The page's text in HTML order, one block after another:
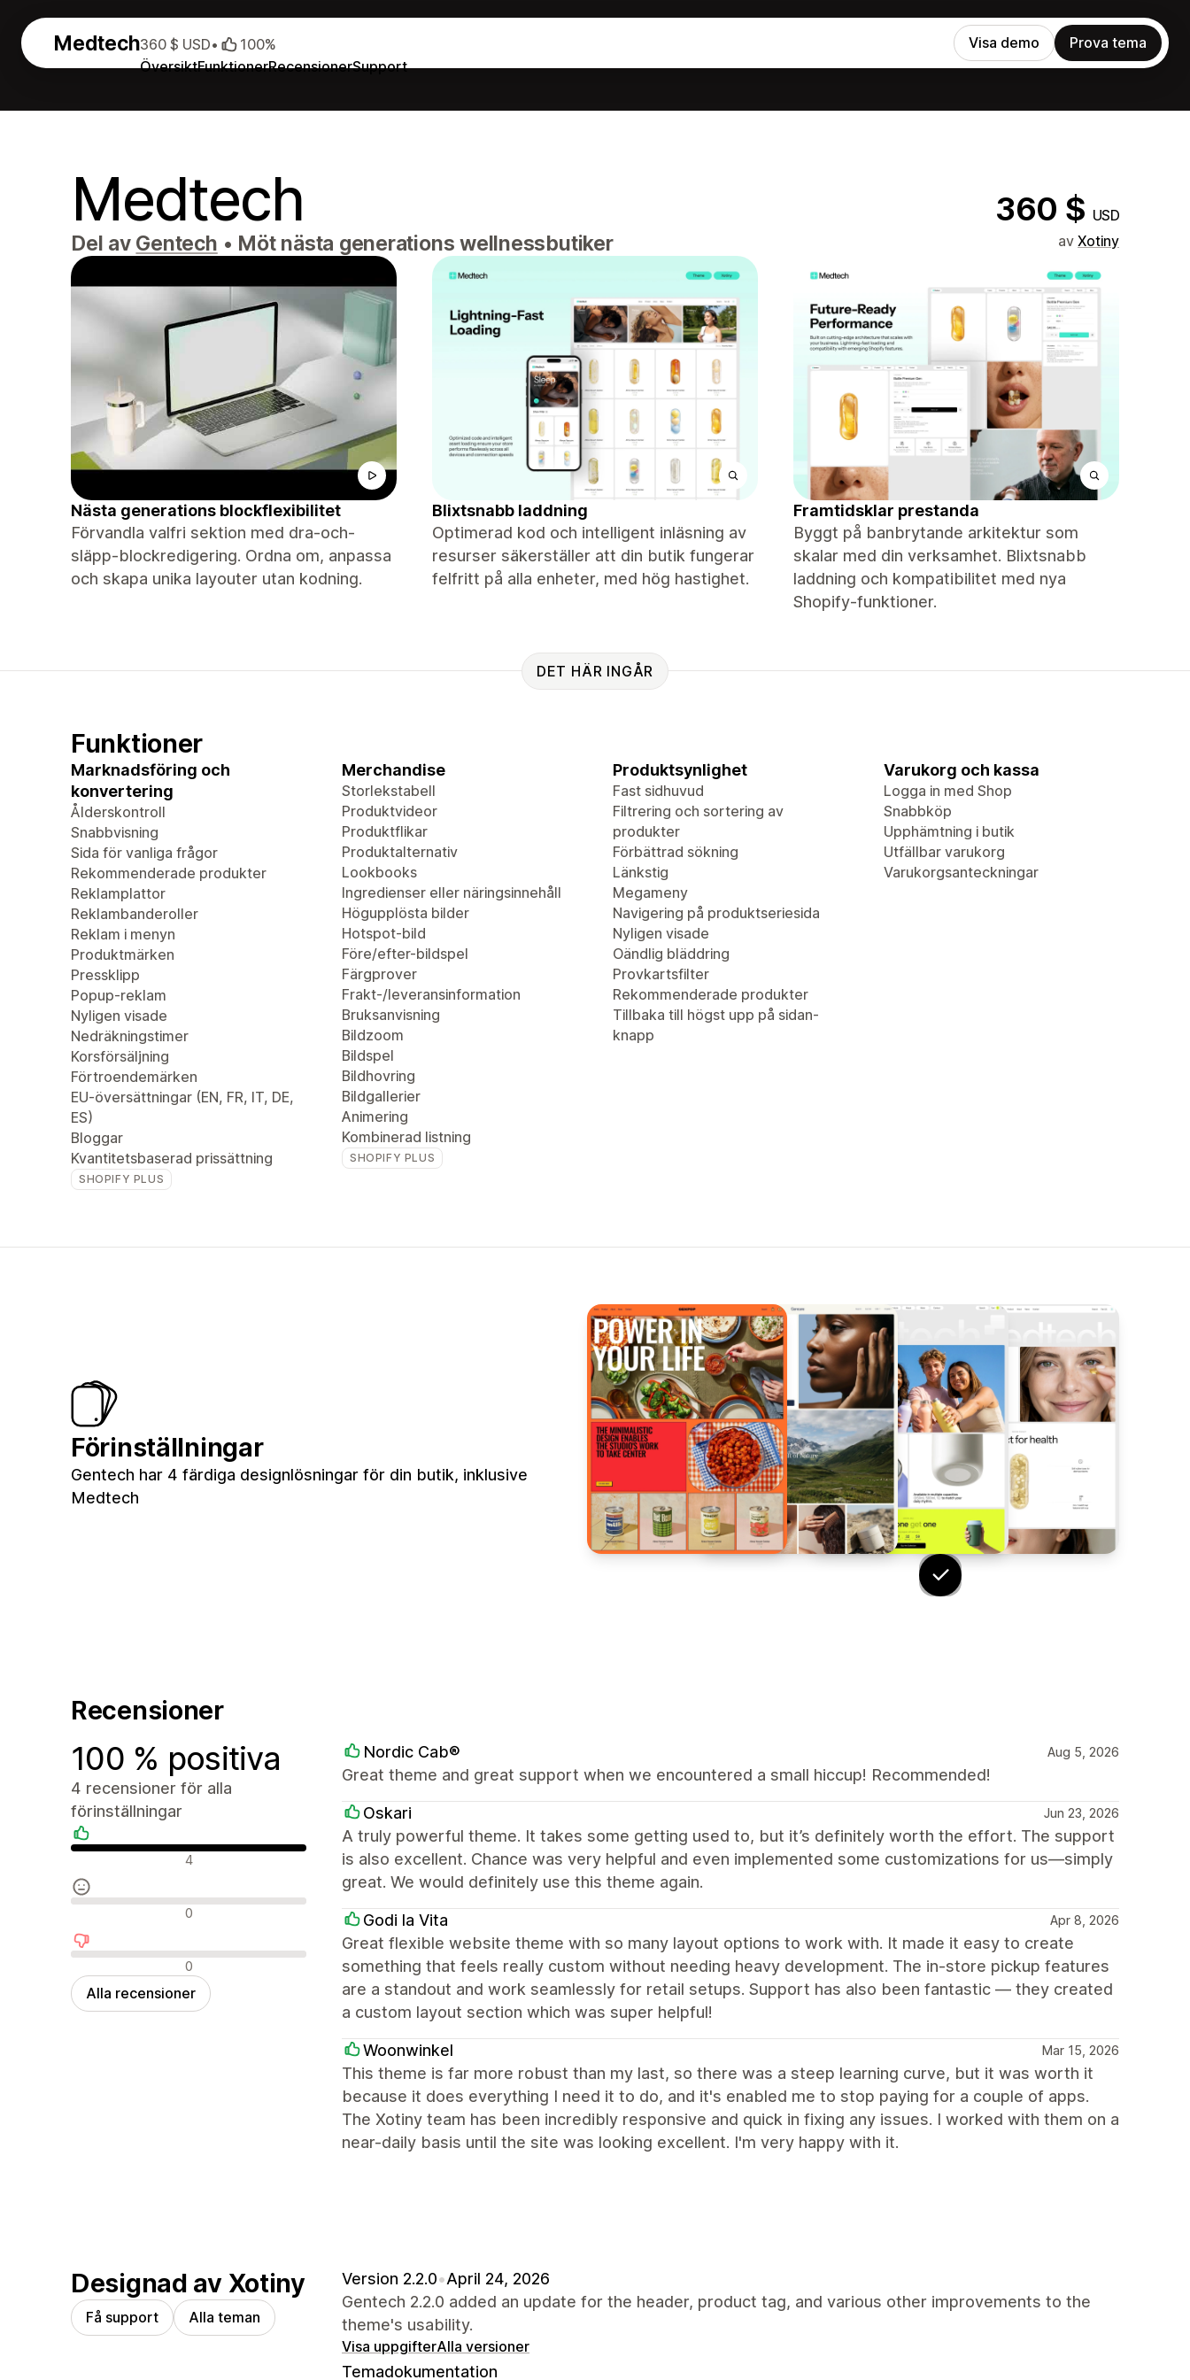
Medtech
ÖversiktFunktionerRecensionerSupport
360 $ USD• 100% Visa demo Prova tema
Medtech 360 $ USD
Del av Gentech • Möt nästa generations wellnessbutiker av Xotiny
Nästa generations blockflexibilitet
Förvandla valfri sektion med dra-och-
släpp-blockredigering. Ordna om, anpassa
och skapa unika layouter utan kodning.
Blixtsnabb laddning
Optimerad kod och intelligent inläsning av
resurser säkerställer att din butik fungerar
felfritt på alla enheter, med hög hastighet.
Framtidsklar prestanda
Byggt på banbrytande arkitektur som
skalar med din verksamhet. Blixtsnabb
laddning och kompatibilitet med nya
Shopify-funktioner.
DET HÄR INGÅR
Funktioner
Marknadsföring och
konvertering
Ålderskontroll
Snabbvisning
Sida för vanliga frågor
Rekommenderade produkter
Reklamplattor
Reklambanderoller
Reklam i menyn
Produktmärken
Pressklipp
Popup-reklam
Nyligen visade
Nedräkningstimer
Korsförsäljning
Förtroendemärken
EU-översättningar (EN, FR, IT, DE,
ES)
Bloggar
Kvantitetsbaserad prissättning
SHOPIFY PLUS
Merchandise
Storlekstabell
Produktvideor
Produktflikar
Produktalternativ
Lookbooks
Ingredienser eller näringsinnehåll
Högupplösta bilder
Hotspot-bild
Före/efter-bildspel
Färgprover
Frakt-/leveransinformation
Bruksanvisning
Bildzoom
Bildspel
Bildhovring
Bildgallerier
Animering
Kombinerad listning
SHOPIFY PLUS
Produktsynlighet
Fast sidhuvud
Filtrering och sortering av
produkter
Förbättrad sökning
Länkstig
Megameny
Navigering på produktseriesida
Nyligen visade
Oändlig bläddring
Provkartsfilter
Rekommenderade produkter
Tillbaka till högst upp på sidan-
knapp
Varukorg och kassa
Logga in med Shop
Snabbköp
Upphämtning i butik
Utfällbar varukorg
Varukorgsanteckningar
Förinställningar
Gentech har 4 färdiga designlösningar för din butik, inklusive
Medtech
Recensioner
100 % positiva
4 recensioner för alla
förinställningar
Positiva recensioner
4
Neutrala recensioner
0
Negativa recensioner
0
Alla recensioner
Nordic Cab® Aug 5, 2026
Great theme and great support when we encountered a small hiccup! Recommended!
Oskari Jun 23, 2026
A truly powerful theme. It takes some getting used to, but it’s definitely worth the effort. The support
is also excellent. Chance was very helpful and even implemented some customizations for us—simply
great. We would definitely use this theme again.
Godi la Vita Apr 8, 2026
Great flexible website theme with so many layout options to work with. It made it easy to create
something that feels really custom without needing heavy development. The in-store pickup features
are a standout and work seamlessly for retail setups. Support has also been fantastic — they created
a custom layout section which was super helpful!
Woonwinkel Mar 15, 2026
This theme is far more robust than my last, so there was a steep learning curve, but it was worth it
because it does everything I need it to do, and it's enabled me to stop paying for a couple of apps.
The Xotiny team has been incredibly responsive and quick in fixing any issues. I worked with them on a
near-daily basis until the site was looking excellent. I'm very happy with it.
Designad av Xotiny
Få support Alla teman
Version 2.2.0•April 24, 2026
Gentech 2.2.0 added an update for the header, product tag, and various other improvements to the
theme's usability.
Visa uppgifterAlla versioner
Temadokumentation